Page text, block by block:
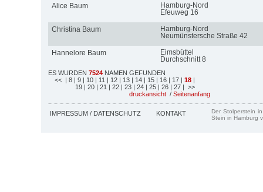
Alice Baum
Hamburg-Nord
Efeuweg 16
Christina Baum
Hamburg-Nord
Neumünstersche Straße 42
Hannelore Baum
Eimsbüttel
Durchschnitt 8
ES WURDEN 7524 NAMEN GEFUNDEN
<< | 8 | 9 | 10 | 11 | 12 | 13 | 14 | 15 | 16 | 17 | 18 |
19 | 20 | 21 | 22 | 23 | 24 | 25 | 26 | 27 | >>
druckansicht / Seitenanfang
IMPRESSUM / DATENSCHUTZ KONTAKT
Der Stolperstein
Stein in Hamburg